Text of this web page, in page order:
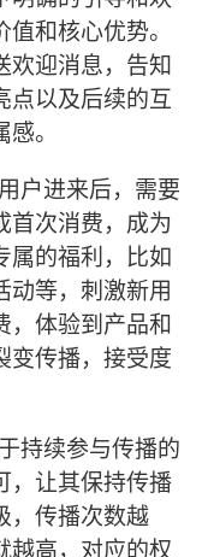
和核心优势。
欢迎消息，告知
点以及后续的互
。
户进来后，需要
首次消费，成为
属的福利，比如
动等，刺激新用
，体验到产品和
变传播，接受度
持续参与传播的
，让其保持传播
，传播次数越
越高，对应的权